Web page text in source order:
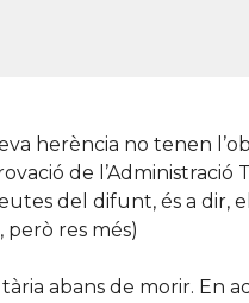
herència no tenen
de l’Administració
del difunt, és a dir,
res més)
abans de morir. En